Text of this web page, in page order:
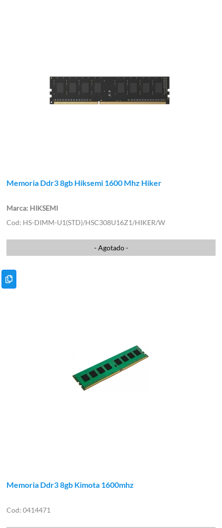
Memoria Ddr3 8gb Hiksemi 1600 Mhz Hiker
HIKSEMI
HS-DIMM-U1(STD)/HSC308U16Z1/HIKER/W
- Agotado -
Memoria Ddr3 8gb Kimota 1600mhz
0414471